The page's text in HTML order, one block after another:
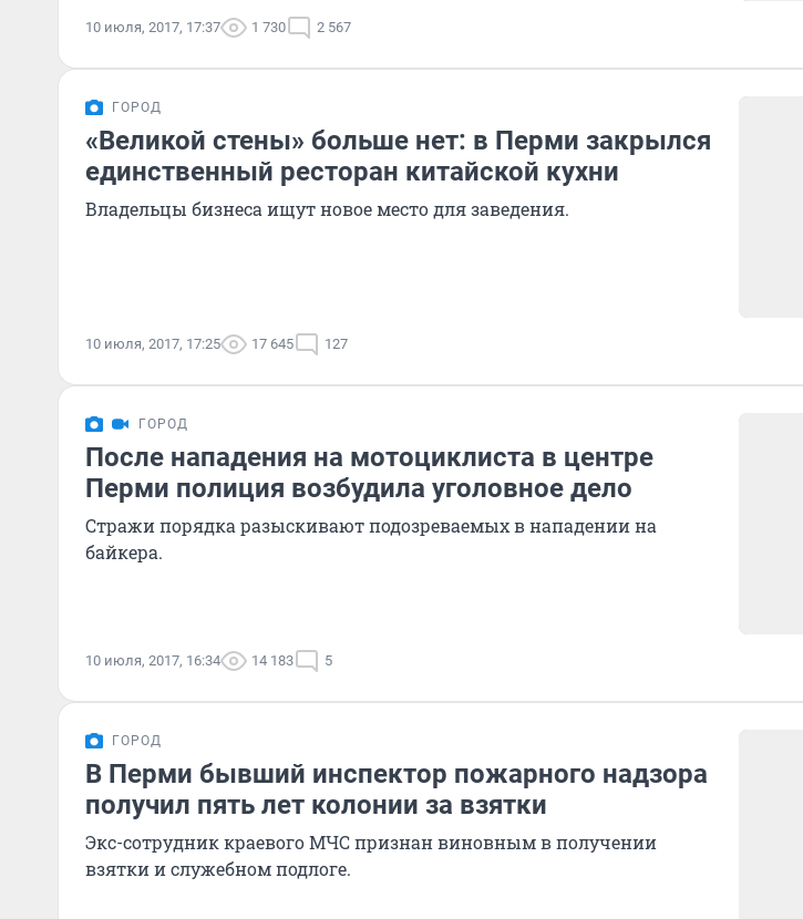
10 июля, 2017, 17:37 1 730 2 567
ГОРОД
«Великой стены» больше нет: в Перми закрылся
единственный ресторан китайской кухни
Владельцы бизнеса ищут новое место для заведения.
10 июля, 2017, 17:25 17 645 127
ГОРОД
После нападения на мотоциклиста в центре
Перми полиция возбудила уголовное дело
Стражи порядка разыскивают подозреваемых в нападении на
байкера.
10 июля, 2017, 16:34 14 183 5
ГОРОД
В Перми бывший инспектор пожарного надзора
получил пять лет колонии за взятки
Экс-сотрудник краевого МЧС признан виновным в получении
взятки и служебном подлоге.